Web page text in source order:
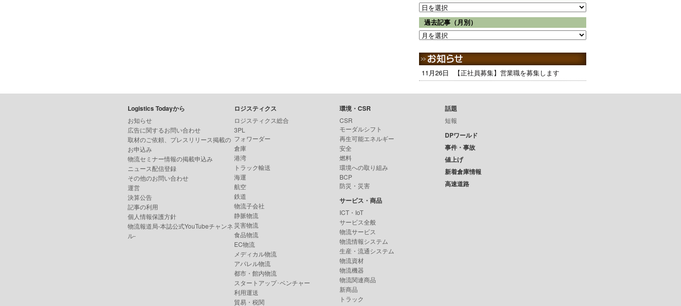
過去記事（月別）
11月26日 【正社員募集】営業職を募集します
Logistics Todayから
お知らせ
広告に関するお問い合わせ
取材のご依頼、プレスリリース掲載の
お申込み
物流セミナー情報の掲載申込み
ニュース配信登録
その他のお問い合わせ
運営
決算公告
記事の利用
個人情報保護方針
物流報道局-本誌公式YouTubeチャンネ
ル-
ロジスティクス
ロジスティクス総合
3PL
フォワーダー
倉庫
港湾
トラック輸送
海運
航空
鉄道
物流子会社
静脈物流
災害物流
食品物流
EC物流
メディカル物流
アパレル物流
都市・館内物流
スタートアップ･ベンチャー
利用運送
貿易・税関
環境・CSR
CSR
モーダルシフト
再生可能エネルギー
安全
燃料
環境への取り組み
BCP
防災・災害
サービス・商品
ICT・IoT
サービス全般
物流サービス
物流情報システム
生産・流通システム
物流資材
物流機器
物流関連商品
新商品
トラック
話題
短報
DPワールド
事件・事故
値上げ
新着倉庫情報
高速道路